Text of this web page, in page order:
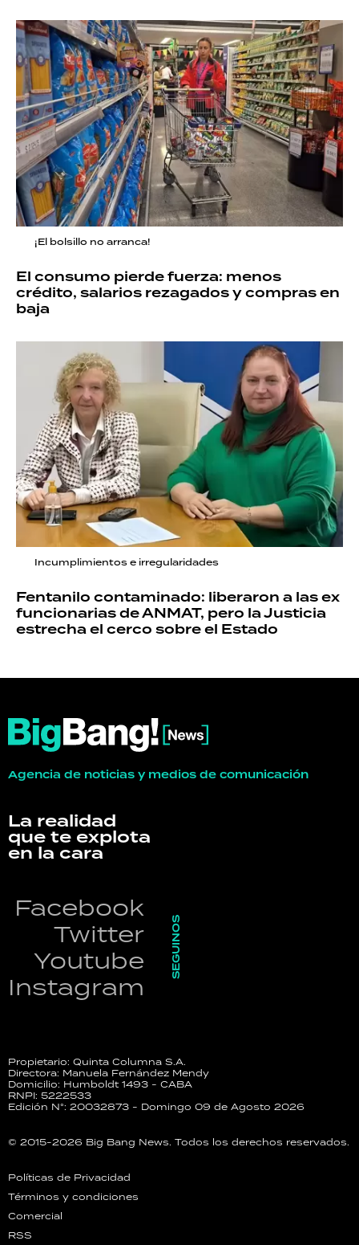
¡El bolsillo no arranca!
El consumo pierde fuerza: menos
crédito, salarios rezagados y compras en
baja
Incumplimientos e irregularidades
Fentanilo contaminado: liberaron a las ex
funcionarias de ANMAT, pero la Justicia
estrecha el cerco sobre el Estado
Agencia de noticias y medios de comunicación
La realidad
que te explota
en la cara
Facebook
Twitter
Youtube
Instagram
SEGUINOS
Propietario: Quinta Columna S.A.
Directora: Manuela Fernández Mendy
Domicilio: Humboldt 1493 - CABA
RNPI: 5222533
Edición N°: 20032873 - Domingo 09 de Agosto 2026
© 2015-2026 Big Bang News. Todos los derechos reservados.
Políticas de Privacidad
Términos y condiciones
Comercial
RSS